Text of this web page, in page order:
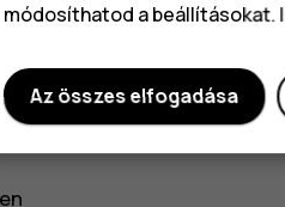
vonatkozó
módosíthatod a beállításokat.
Az összes elfogadása